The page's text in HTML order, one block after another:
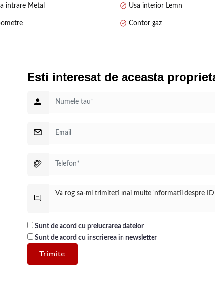
gândite, lumină naturală și poziționare bună.
intrare Metal Usa interior Lemn
Contor gaz
Esti interesat de aceasta
Sunt de acord cu prelucrarea datelor
Sunt de acord cu inscrierea in newsletter